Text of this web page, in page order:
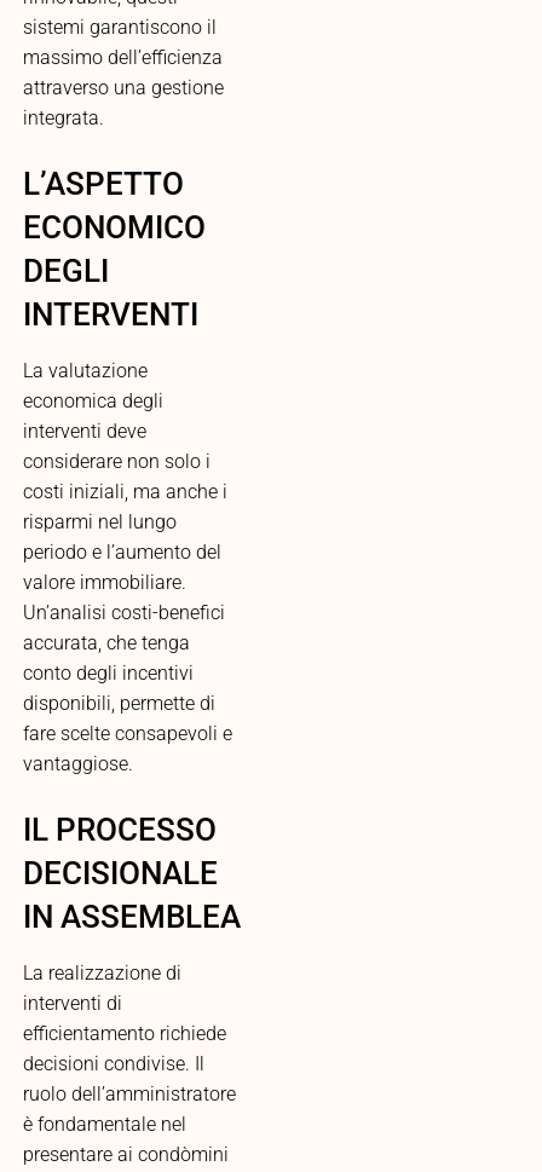
sistemi garantiscono il
massimo dell’efficienza
attraverso una gestione
integrata.
L’ASPETTO
ECONOMICO
DEGLI
INTERVENTI
La valutazione
economica degli
interventi deve
considerare non solo i
costi iniziali, ma anche i
risparmi nel lungo
periodo e l’aumento del
valore immobiliare.
Un’analisi costi-benefici
accurata, che tenga
conto degli incentivi
disponibili, permette di
fare scelte consapevoli e
vantaggiose.
IL PROCESSO
DECISIONALE
IN ASSEMBLEA
La realizzazione di
interventi di
efficientamento richiede
decisioni condivise. Il
ruolo dell’amministratore
è fondamentale nel
presentare ai condòmini